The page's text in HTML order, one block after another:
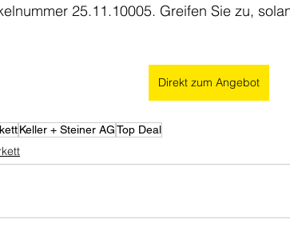
25.11.10005. Greifen Sie zu,
Direkt zum Angebot
Keller + Steiner AGTop Deal